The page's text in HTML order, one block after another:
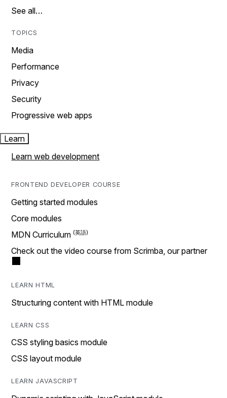
See all…
TOPICS
Media
Performance
Privacy
Security
Progressive web apps
Learn
Learn web development
FRONTEND DEVELOPER COURSE
Getting started modules
Core modules
MDN Curriculum
Check out the video course from Scrimba, our partner
LEARN HTML
Structuring content with HTML module
LEARN CSS
CSS styling basics module
CSS layout module
LEARN JAVASCRIPT